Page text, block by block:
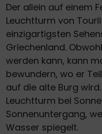
Der allein auf einem
Leuchtturm von
einzigartigsten
Griechenland.
werden kann, kann
bewundern, wo er
auf die alte Burg
Leuchtturm bei
Sonnenuntergang,
Wasser spiegelt.